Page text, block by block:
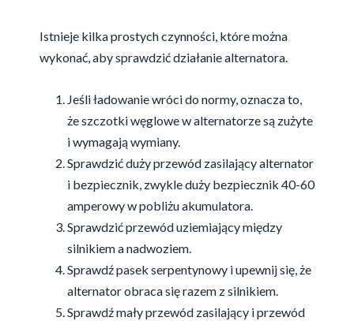
Istnieje kilka prostych czynności, które można
wykonać, aby sprawdzić działanie alternatora.
Jeśli ładowanie wróci do normy, oznacza to,
że szczotki węglowe w alternatorze są zużyte
i wymagają wymiany.
Sprawdzić duży przewód zasilający alternator
i bezpiecznik, zwykle duży bezpiecznik 40-60
amperowy w pobliżu akumulatora.
Sprawdzić przewód uziemiający między
silnikiem a nadwoziem.
Sprawdź pasek serpentynowy i upewnij się, że
alternator obraca się razem z silnikiem.
Sprawdź mały przewód zasilający i przewód